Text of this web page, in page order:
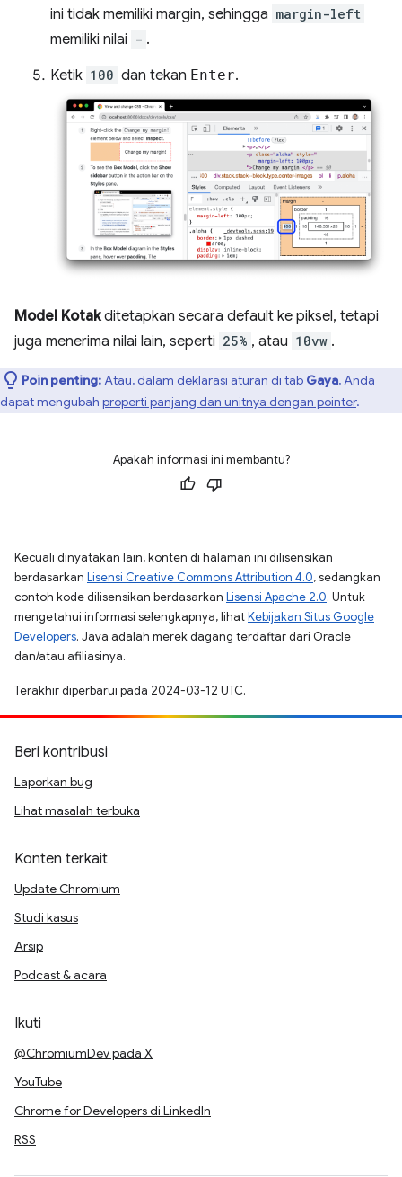
ini tidak memiliki margin, sehingga margin-left
memiliki nilai - .
Ketik 100 dan tekan Enter.
Model Kotakditetapkan secara default ke piksel, tetapi
juga menerima nilai lain, seperti 25% , atau 10vw .
Poin penting:Atau, dalam deklarasi aturan di tab Gaya, Anda
dapat mengubah properti panjang dan unitnya dengan pointer.
Apakah informasi ini membantu?
Kecuali dinyatakan lain, konten di halaman ini dilisensikan
berdasarkan Lisensi Creative Commons Attribution 4.0, sedangkan
contoh kode dilisensikan berdasarkan Lisensi Apache 2.0. Untuk
mengetahui informasi selengkapnya, lihatKebijakan Situs Google
Developers. Java adalah merek dagang terdaftar dari Oracle
dan/atau afiliasinya.
Terakhir diperbarui pada 2024-03-12 UTC.
Beri kontribusi
Laporkan bug
Lihat masalah terbuka
Konten terkait
Update Chromium
Studi kasus
Arsip
Podcast & acara
Ikuti
@ChromiumDev pada X
YouTube
Chrome for Developers di LinkedIn
RSS